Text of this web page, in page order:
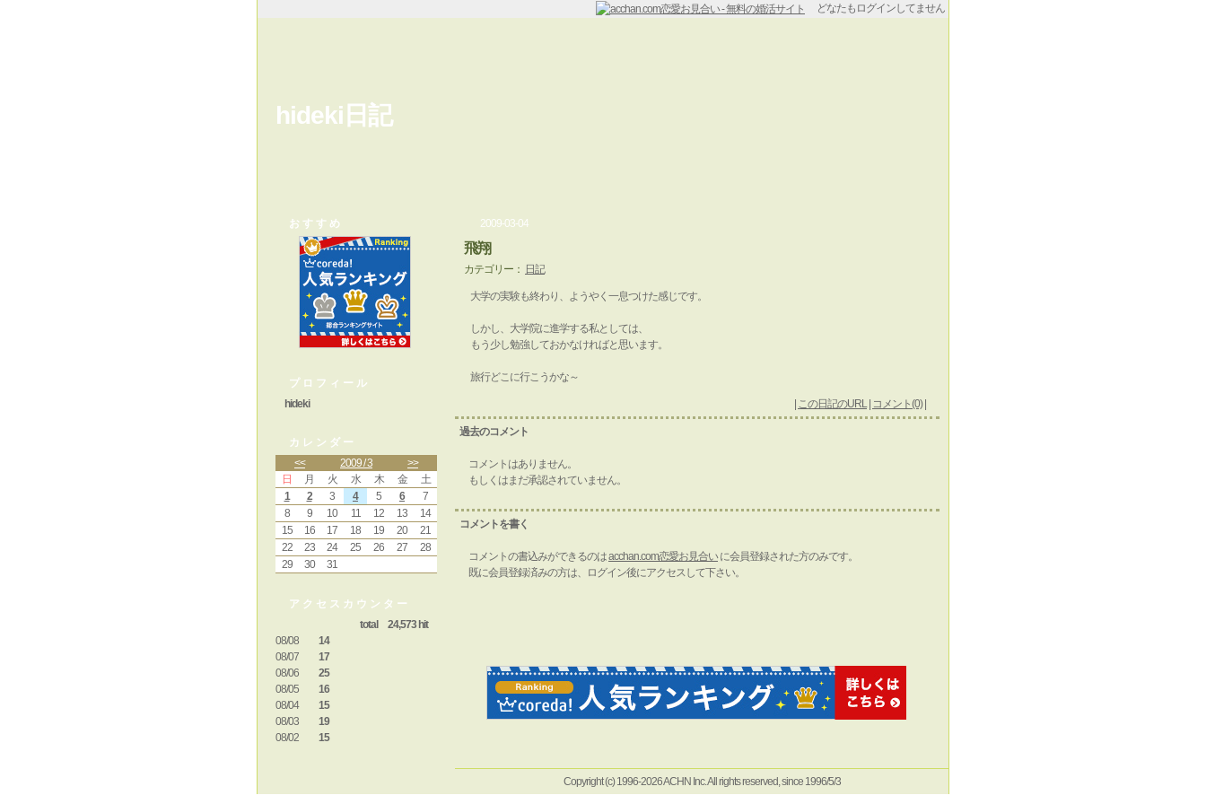
どなたもログインしてません
hideki日記
おすすめ
プロフィール
hideki
カレンダー
<<
2009 / 3
>>
日
月 火 水 木 金
土
1
2 3 4 5 6
7
8
9 10 11 12 13
14
15
16 17 18 19 20
21
22
23 24 25 26 27
28
29
30 31
アクセスカウンター
total 24,573 hit
08/08
14
08/07
17
08/06
25
08/05
16
08/04
15
08/03
19
08/02
15
2009-03-04
飛翔
カテゴリー： 日記
大学の実験も終わり、ようやく一息つけた感じです。
しかし、大学院に進学する私としては、
もう少し勉強しておかなければと思います。
旅行どこに行こうかな～
この日記のURL| コメント(0)|
過去のコメント
コメントはありません。
もしくはまだ承認されていません。
コメントを書く
コメントの書込みができるのはacchan.com恋愛お見合いに会員登録された方のみです。
既に会員登録済みの方は、ログイン後にアクセスして下さい。
Copyright (c) 1996-2026 ACHN Inc. All rights reserved, since 1996/5/3